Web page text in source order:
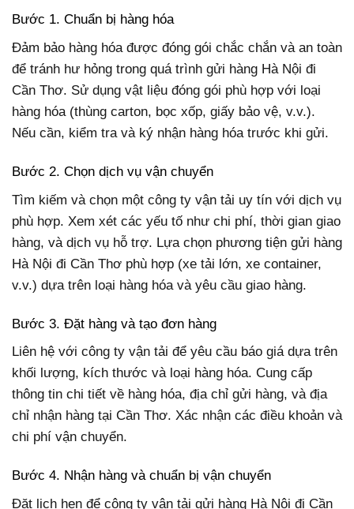
Bước 1. Chuẩn bị hàng hóa
Đảm bảo hàng hóa được đóng gói chắc chắn và an toàn
để tránh hư hỏng trong quá trình gửi hàng Hà Nội đi
Cần Thơ. Sử dụng vật liệu đóng gói phù hợp với loại
hàng hóa (thùng carton, bọc xốp, giấy bảo vệ, v.v.).
Nếu cần, kiểm tra và ký nhận hàng hóa trước khi gửi.
Bước 2. Chọn dịch vụ vận chuyển
Tìm kiếm và chọn một công ty vận tải uy tín với dịch vụ
phù hợp. Xem xét các yếu tố như chi phí, thời gian giao
hàng, và dịch vụ hỗ trợ. Lựa chọn phương tiện gửi hàng
Hà Nội đi Cần Thơ phù hợp (xe tải lớn, xe container,
v.v.) dựa trên loại hàng hóa và yêu cầu giao hàng.
Bước 3. Đặt hàng và tạo đơn hàng
Liên hệ với công ty vận tải để yêu cầu báo giá dựa trên
khối lượng, kích thước và loại hàng hóa. Cung cấp
thông tin chi tiết về hàng hóa, địa chỉ gửi hàng, và địa
chỉ nhận hàng tại Cần Thơ. Xác nhận các điều khoản và
chi phí vận chuyển.
Bước 4. Nhận hàng và chuẩn bị vận chuyển
Đặt lịch hẹn để công ty vận tải gửi hàng Hà Nội đi Cần